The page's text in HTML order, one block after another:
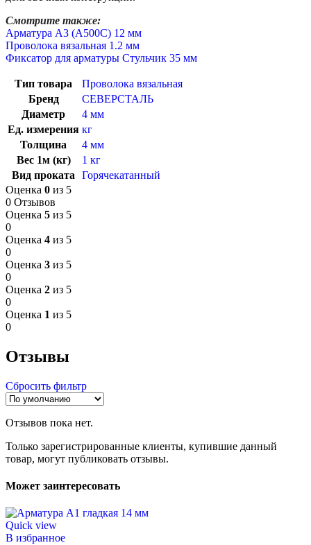
Смотрите также:
Арматура А3 (А500С) 12 мм
Проволока вязальная 1.2 мм
Фиксатор для арматуры Стульчик 35 мм
Тип товара
Проволока вязальная
Бренд
СЕВЕРСТАЛЬ
Диаметр
4 мм
Ед. измерения кг
Толщина
4 мм
Вес 1м (кг)
1 кг
Вид проката
Горячекатанный
Оценка 0 из 5
0 Отзывов
Оценка 5 из 5
0
Оценка 4 из 5
0
Оценка 3 из 5
0
Оценка 2 из 5
0
Оценка 1 из 5
0
Отзывы
Сбросить фильтр
Отзывов пока нет.
Только зарегистрированные клиенты, купившие данный
товар, могут публиковать отзывы.
Может заинтересовать
Quick view
В избранное